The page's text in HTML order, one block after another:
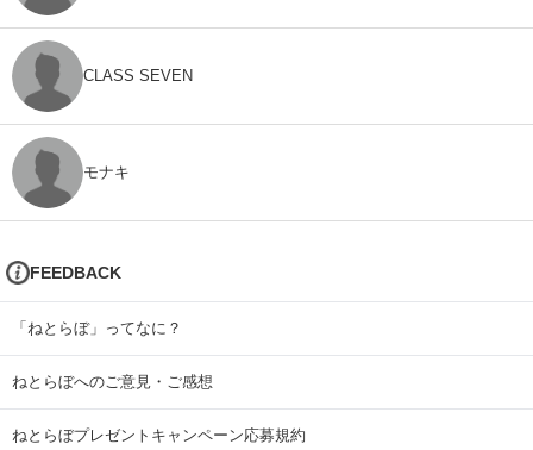
CLASS SEVEN
モナキ
FEEDBACK
「ねとらぼ」ってなに？
ねとらぼへのご意見・ご感想
ねとらぼプレゼントキャンペーン応募規約